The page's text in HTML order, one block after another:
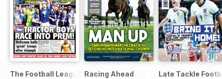
The Football League PaperRacing Ahead Late Tackle